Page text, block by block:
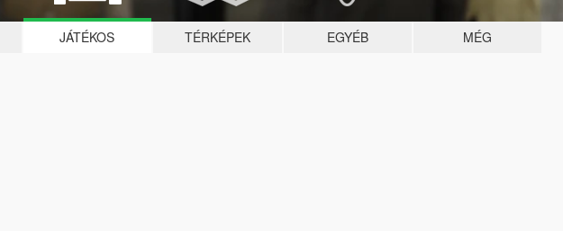
JÁTÉKOS TÉRKÉPEK EGYÉB MÉG